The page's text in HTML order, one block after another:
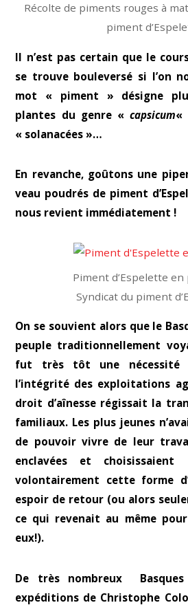
Récolte de piments rouges à
piment
Il n’est pas certain que le
se trouve bouleversé si l’on
mot « piment » désigne
plantes du genre «capsicum«
« solanacées »…
En revanche, goûtons une
veau poudrés de piment
nous revient immédiatement !
Piment d’Espelette
Syndicat du piment
On se souvient alors que le
peuple traditionnellement
fut très tôt une nécessité
l’intégrité des exploitations
droit d’aînesse régissait la
familiaux. Les plus jeunes
de pouvoir vivre de leur
enclavées et
volontairement cette forme
espoir de retour (ou alors
ce qui revenait au même
eux!).
De très nombreux
expéditions de Christophe